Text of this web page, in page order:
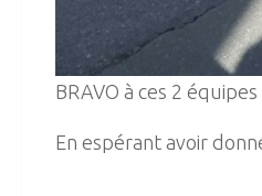
BRAVO à ces 2
En espérant avoir